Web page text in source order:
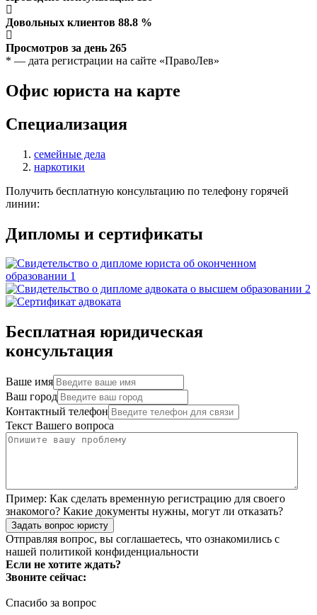
Довольных клиентов 88.8 %
Просмотров за день 265
* — дата регистрации на сайте «ПравоЛев»
Офис юриста на карте
Специализация
семейные дела
наркотики
Получить бесплатную консультацию по телефону горячей
линии:
Дипломы и сертификаты
Бесплатная юридическая
консультация
Ваше имя
Ваш город
Контактный телефон
Текст Вашего вопроса
Пример: Как сделать временную регистрацию для своего
знакомого? Какие документы нужны, могут ли отказать?
Задать вопрос юристу
Отправляя вопрос, вы соглашаетесь, что ознакомились с
нашей политикой конфиденциальности
Если не хотите ждать?
Звоните сейчас:
Спасибо за вопрос